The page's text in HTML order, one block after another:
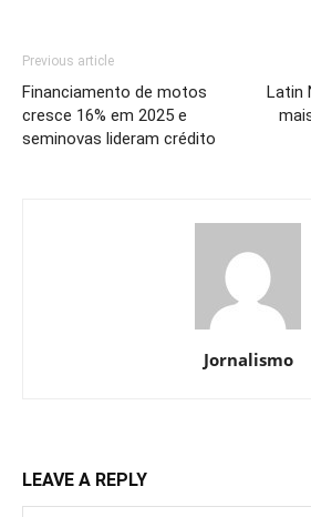
Previous article
Financiamento de motos
cresce 16% em 2025 e
seminovas lideram crédito
Latin
Jornalismo
LEAVE A REPLY